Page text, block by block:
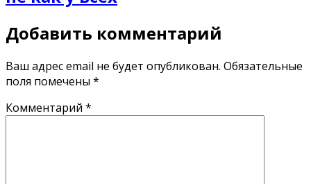
Добавить комментарий
Ваш адрес email не будет опубликован. Обязательные
поля помечены *
Комментарий *